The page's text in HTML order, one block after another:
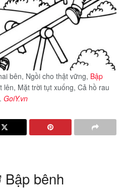
bên, Ngồi cho thật vững, Bập
lên, Mặt trời tụt xuống, Cả hồ rau
GoiY.vn
Bập bênh